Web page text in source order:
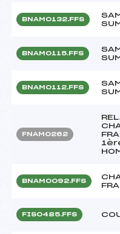
BNAM0132.FFS
BNAM0115.FFS
BNAM0112.FFS
FNAM0262
BNAM0092.FFS
FIS0485.FFS